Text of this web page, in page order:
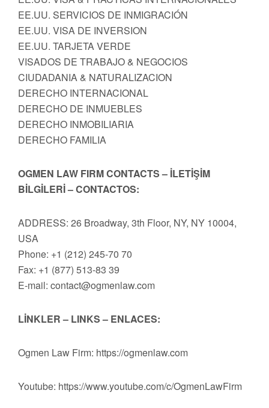
EE.UU. SERVICIOS DE INMIGRACIÓN
EE.UU. VISA DE INVERSION
EE.UU. TARJETA VERDE
VISADOS DE TRABAJO & NEGOCIOS
CIUDADANIA & NATURALIZACION
DERECHO INTERNACIONAL
DERECHO DE INMUEBLES
DERECHO INMOBILIARIA
DERECHO FAMILIA
OGMEN LAW FIRM CONTACTS – İLETİŞİM
BİLGİLERİ – CONTACTOS:
ADDRESS: 26 Broadway, 3th Floor, NY, NY 10004,
USA
Phone: +1 (212) 245-70 70
Fax: +1 (877) 513-83 39
E-mail: contact@ogmenlaw.com
LİNKLER – LINKS – ENLACES:
Ogmen Law Firm: https://ogmenlaw.com
Youtube: https://www.youtube.com/c/OgmenLawFirm